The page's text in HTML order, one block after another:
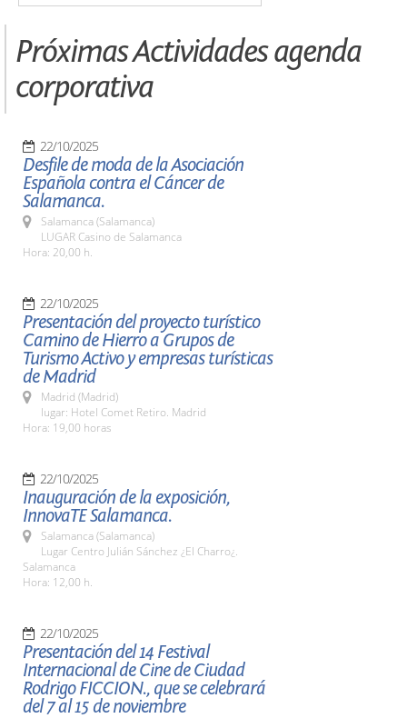
Próximas Actividades agenda
corporativa
22/10/2025
Desfile de moda de la Asociación
Española contra el Cáncer de
Salamanca.
Salamanca (Salamanca)
LUGAR Casino de Salamanca
Hora: 20,00 h.
22/10/2025
Presentación del proyecto turístico
Camino de Hierro a Grupos de
Turismo Activo y empresas turísticas
de Madrid
Madrid (Madrid)
lugar: Hotel Comet Retiro. Madrid
Hora: 19,00 horas
22/10/2025
Inauguración de la exposición,
InnovaTE Salamanca.
Salamanca (Salamanca)
Lugar Centro Julián Sánchez ¿El Charro¿.
Salamanca
Hora: 12,00 h.
22/10/2025
Presentación del 14 Festival
Internacional de Cine de Ciudad
Rodrigo FICCION., que se celebrará
del 7 al 15 de noviembre